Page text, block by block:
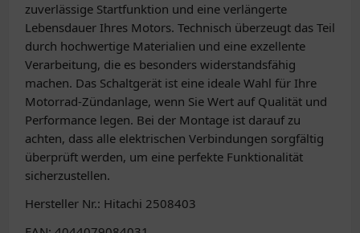
zuverlässige Startfunktion und eine verlängerte
Lebensdauer Ihres Motors. Technisch überzeugt das Teil
durch hochwertige Materialien und eine exzellente
Verarbeitung, die es besonders widerstandsfähig
machen. Das Schaltgerät ist eine ideale Wahl für Ihre
Motorrad-Zündanlage, wenn Sie Wert auf Qualität und
Performance legen. Bei der Montage ist darauf zu
achten, dass alle elektrischen Verbindungen sorgfältig
überprüft werden, um eine perfekte Funktionalität
sicherzustellen.
Hersteller Nr.: Hitachi 2508403